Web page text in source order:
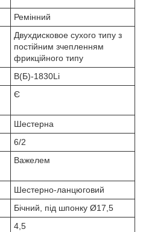
Ремінний
Двухдисковое сухого типу з
постійним зчепленням
фрикційного типу
В(Б)-1830Li
Є
Шестерна
6/2
Важелем
Шестерно-ланцюговий
Бічний, під шпонку Ø17,5
4,5